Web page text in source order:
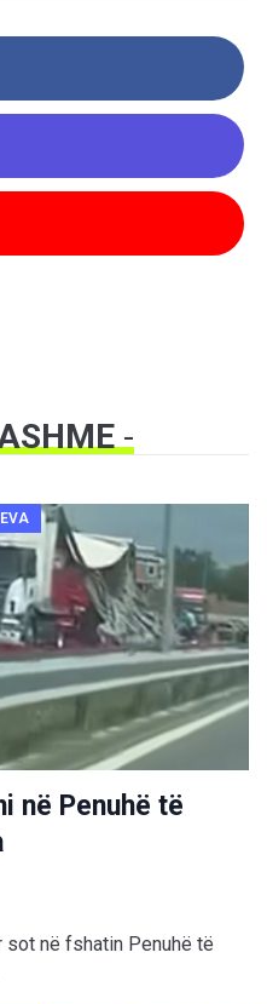
-
në Penuhë të
sot në fshatin Penuhë të